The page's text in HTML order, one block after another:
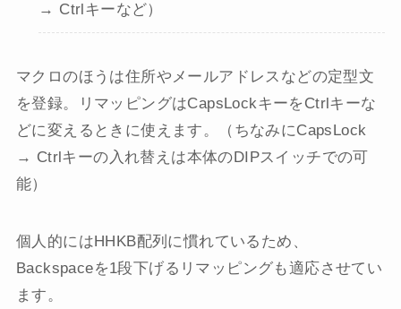
→ Ctrlキーなど）
マクロのほうは住所やメールアドレスなどの定型文
を登録。リマッピングはCapsLockキーをCtrlキーな
どに変えるときに使えます。（ちなみにCapsLock
→ Ctrlキーの入れ替えは本体のDIPスイッチでの可
能）
個人的にはHHKB配列に慣れているため、
Backspaceを1段下げるリマッピングも適応させてい
ます。